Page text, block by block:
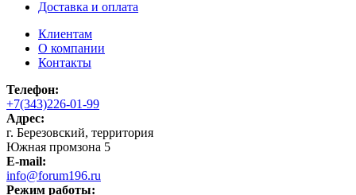
Доставка и оплата
Клиентам
О компании
Контакты
Телефон:
+7(343)226-01-99
Адрес:
г. Березовский, территория
Южная промзона 5
E-mail:
info@forum196.ru
Режим работы: